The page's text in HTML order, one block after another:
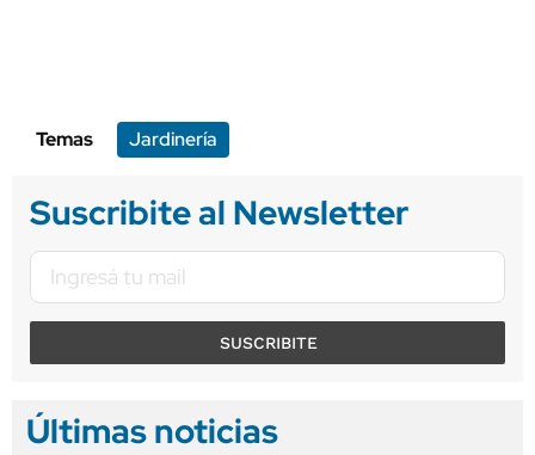
Temas Jardinería
Suscribite al Newsletter
SUSCRIBITE
Últimas noticias